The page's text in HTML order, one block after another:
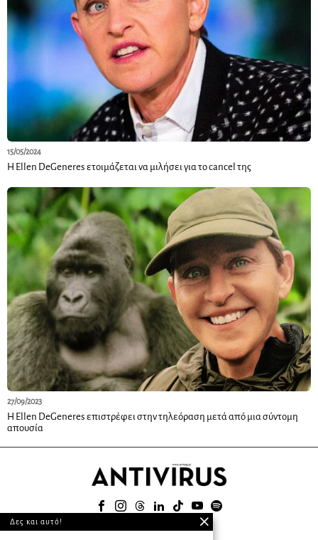
15/05/2024
Η Ellen DeGeneres ετοιμάζεται να μιλήσει για το cancel της
27/09/2023
Η Ellen DeGeneres επιστρέφει στην τηλεόραση μετά από μια σύντομη
απουσία
© 2025
Δες και αυτό!